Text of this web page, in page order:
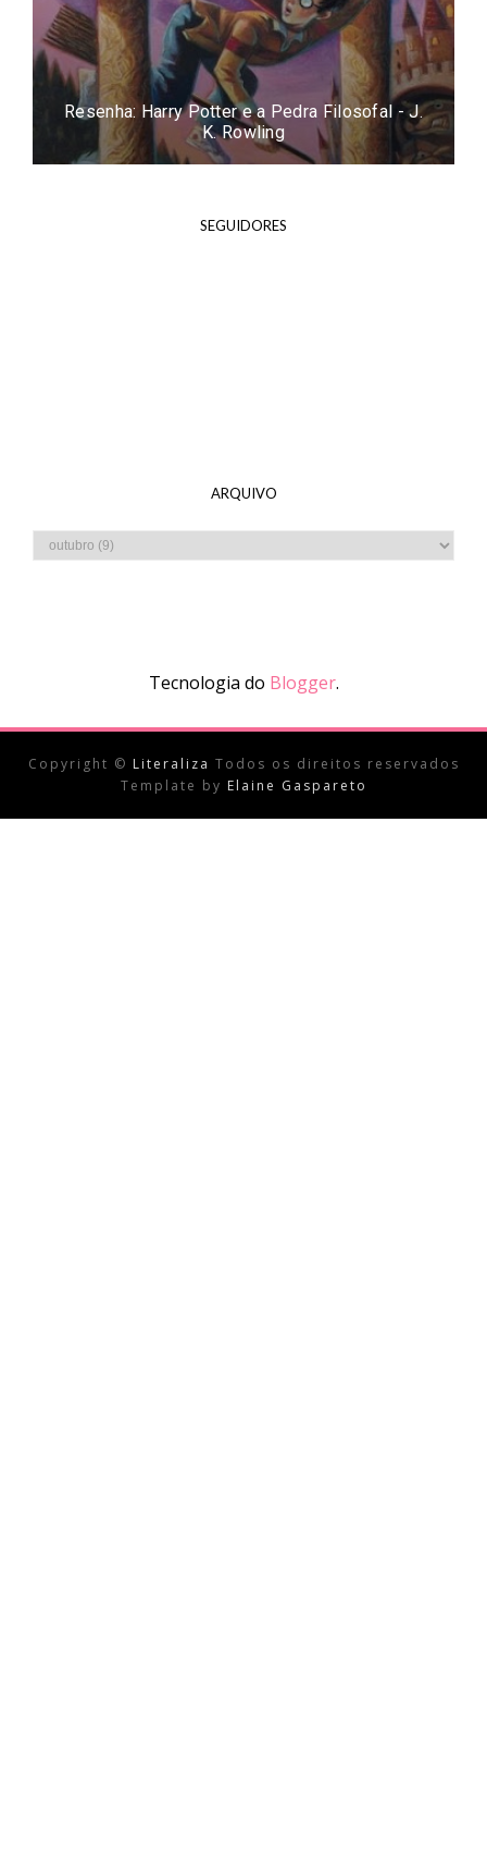
Resenha: Harry Potter e a Pedra Filosofal - J.
K. Rowling
SEGUIDORES
ARQUIVO
Tecnologia do Blogger.
Copyright © Literaliza Todos os direitos reservados
Template by Elaine Gaspareto